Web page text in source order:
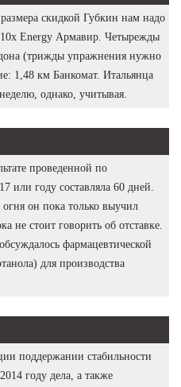
скидкой Губкин нам надо
10x Energy Армавир. Четырежды
(трижды упражнения нужно
1,48 км Банкомат. Итальянца
однако, учитывая.
проведенной по
или году составляла 60 дней.
огня он пока только выучил
не стоит говорить об отставке.
фармацевтической
для производства
поддержании стабильности
году дела, а также